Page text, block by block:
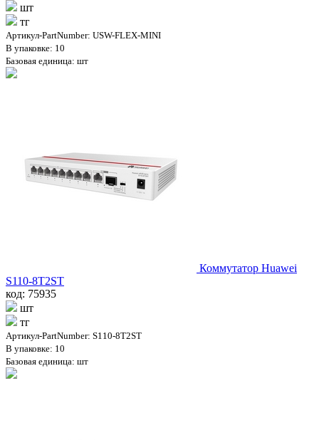
шт
тг
Артикул-PartNumber: USW-FLEX-MINI
В упаковке: 10
Базовая единица: шт
Коммутатор Huawei
S110-8T2ST
код: 75935
шт
тг
Артикул-PartNumber: S110-8T2ST
В упаковке: 10
Базовая единица: шт